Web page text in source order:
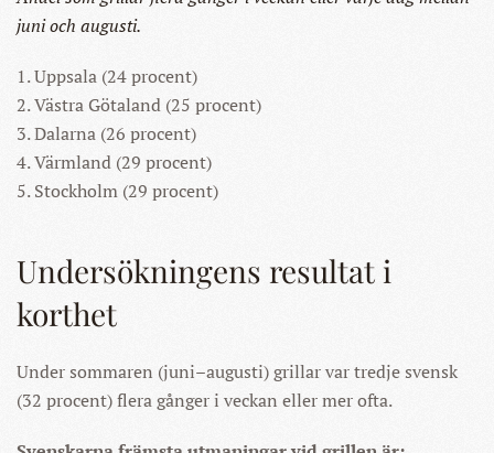
juni och augusti.
1. Uppsala (24 procent)
2. Västra Götaland (25 procent)
3. Dalarna (26 procent)
4. Värmland (29 procent)
5. Stockholm (29 procent)
Undersökningens resultat i
korthet
Under sommaren (juni–augusti) grillar var tredje svensk
(32 procent) flera gånger i veckan eller mer ofta.